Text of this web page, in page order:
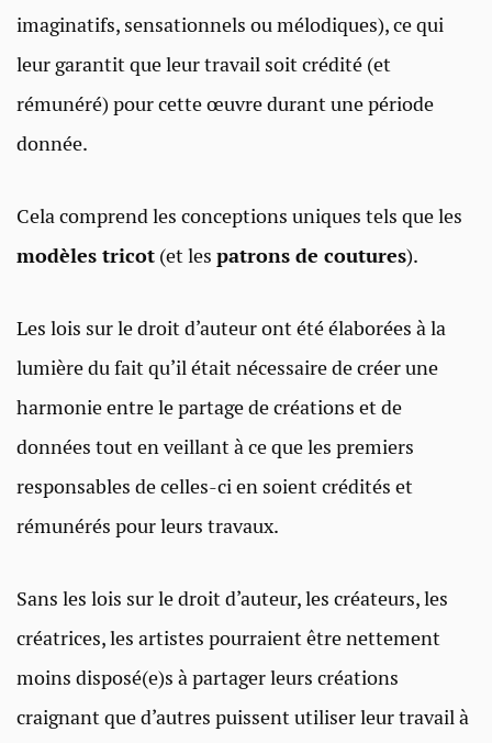
imaginatifs, sensationnels ou mélodiques), ce qui
leur garantit que leur travail soit crédité (et
rémunéré) pour cette œuvre durant une période
donnée.
Cela comprend les conceptions uniques tels que les
modèles tricot (et les patrons de coutures).
Les lois sur le droit d’auteur ont été élaborées à la
lumière du fait qu’il était nécessaire de créer une
harmonie entre le partage de créations et de
données tout en veillant à ce que les premiers
responsables de celles-ci en soient crédités et
rémunérés pour leurs travaux.
Sans les lois sur le droit d’auteur, les créateurs, les
créatrices, les artistes pourraient être nettement
moins disposé(e)s à partager leurs créations
craignant que d’autres puissent utiliser leur travail à